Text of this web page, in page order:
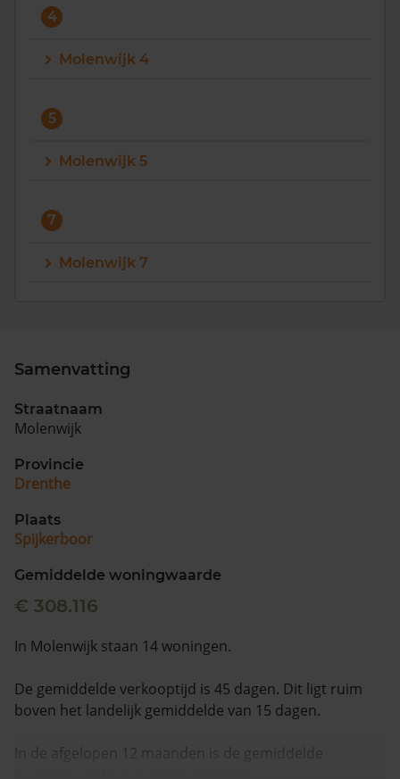
4
Molenwijk 4
5
Molenwijk 5
7
Molenwijk 7
Samenvatting
Straatnaam
Molenwijk
Provincie
Drenthe
Plaats
Spijkerboor
Gemiddelde woningwaarde
€ 308.116
In Molenwijk staan 14 woningen.
De gemiddelde verkooptijd is 45 dagen. Dit ligt ruim
boven het landelijk gemiddelde van 15 dagen.
In de afgelopen 12 maanden is de gemiddelde